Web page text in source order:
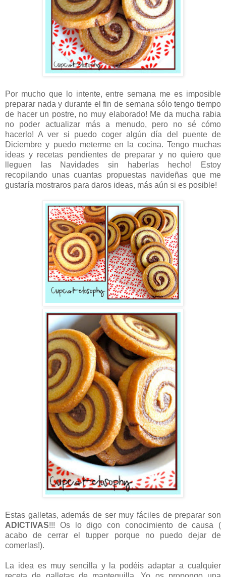
Por mucho que lo intente, entre semana me es imposible
preparar nada y durante el fin de semana sólo tengo tiempo
de hacer un postre, no muy elaborado! Me da mucha rabia
no poder actualizar más a menudo, pero no sé cómo
hacerlo! A ver si puedo coger algún día del puente de
Diciembre y puedo meterme en la cocina. Tengo muchas
ideas y recetas pendientes de preparar y no quiero que
lleguen las Navidades sin haberlas hecho! Estoy
recopilando unas cuantas propuestas navideñas que me
gustaría mostraros para daros ideas, más aún si es posible!
Estas galletas, además de ser muy fáciles de preparar son
ADICTIVAS!!! Os lo digo con conocimiento de causa (
acabo de cerrar el tupper porque no puedo dejar de
comerlas!).
La idea es muy sencilla y la podéis adaptar a cualquier